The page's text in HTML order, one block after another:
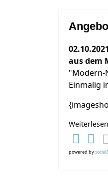
aus dem
"Modern-
Einmalig
powered by